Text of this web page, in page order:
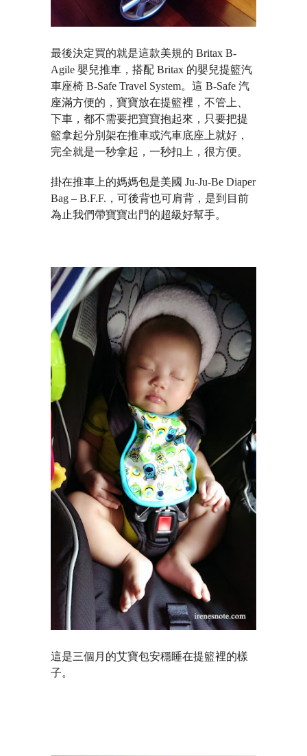
最後決定買的就是這款美規的 Britax B-
Agile 嬰兒推車，搭配 Britax 的嬰兒提籃汽
車座椅 B-Safe Travel System。這 B-Safe 汽
座滿方便的，寶寶放在提籃裡，不管上、
下車，都不需要把寶寶抱起來，只要把提
籃拿起分別架在推車或汽車底座上就好，
完全就是一秒拿起，一秒扣上，很方便。
掛在推車上的媽媽包是美國 Ju-Ju-Be Diaper
Bag – B.F.F.，可後背也可肩背，是到目前
為止我們帶寶寶出門的超級好幫手。
這是三個月的艾寶包安穩睡在提籃裡的樣
子。